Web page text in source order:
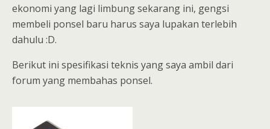
ekonomi yang lagi limbung sekarang ini, gengsi
membeli ponsel baru harus saya lupakan terlebih
dahulu :D.
Berikut ini spesifikasi teknis yang saya ambil dari
forum yang membahas ponsel.